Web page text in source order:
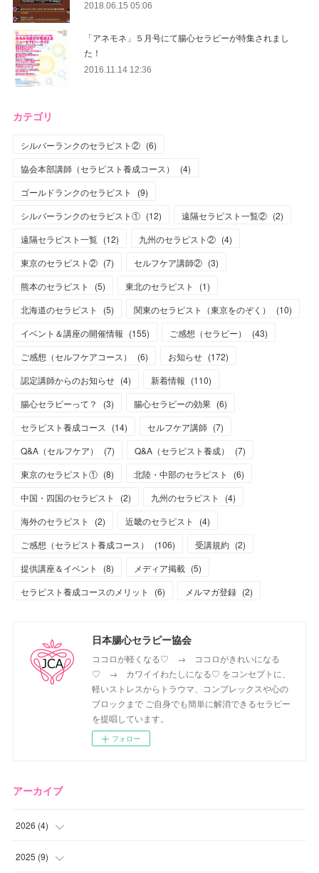
2018.06.15 05:06
「アネモネ」５月号にて腸心セラピーが特集されまし
た！
2016.11.14 12:36
カテゴリ
シルバーランクのセラピスト② (6)
協会本部講師（セラピスト養成コース）
(4)
ゴールドランクのセラピスト
(9)
シルバーランクのセラピスト① (12) 遠隔セラピスト一覧② (2)
遠隔セラピスト一覧 (12) 九州のセラピスト② (4)
東京のセラピスト② (7) セルフケア講師② (3)
熊本のセラピスト
(5) 東北のセラピスト (1)
北海道のセラピスト
(5) 関東のセラピスト（東京をのぞく） (10)
イベント＆講座の開催情報 (155) ご感想（セラピー） (43)
ご感想（セルフケアコース）
(6) お知らせ (172)
認定講師からのお知らせ (4) 新着情報 (110)
腸心セラピーって？
(3) 腸心セラピーの効果 (6)
セラピスト養成コース (14) セルフケア講師 (7)
Q&A（セルフケア）
(7) Q&A（セラピスト養成） (7)
東京のセラピスト① (8) 北陸・中部のセラピスト (6)
中国・四国のセラピスト
(2) 九州のセラピスト (4)
海外のセラピスト
(2) 近畿のセラピスト (4)
ご感想（セラピスト養成コース）
(106) 受講規約 (2)
提供講座＆イベント
(8) メディア掲載 (5)
セラピスト養成コースのメリット
(6) メルマガ登録 (2)
日本腸心セラピー協会
ココロが軽くなる♡ → ココロがきれいになる
♡ → カワイイわたしになる♡ をコンセプトに、
軽いストレスからトラウマ、コンプレックスや心の
ブロックまで ご自身でも簡単に解消できるセラピー
を提唱しています。
フォロー
アーカイブ
2026 (4)
( )
2025 (9)